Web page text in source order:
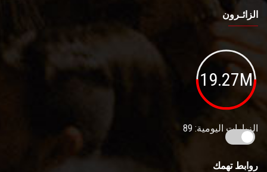
الزائـرون
19.27M
الزيارات اليومية: 89
روابط تهمك